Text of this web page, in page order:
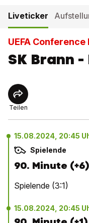
Liveticker
UEFA Conference
SK Brann
Teilen
15.08.2024, 20:45
Spielende
90. Minute (+6)
Spielende (3:1)
15.08.2024, 20:45